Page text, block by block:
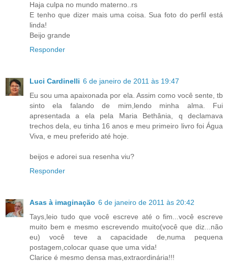
Haja culpa no mundo materno..rs
E tenho que dizer mais uma coisa. Sua foto do perfil está
linda!
Beijo grande
Responder
Luci Cardinelli 6 de janeiro de 2011 às 19:47
Eu sou uma apaixonada por ela. Assim como você sente, tb
sinto ela falando de mim,lendo minha alma. Fui
apresentada a ela pela Maria Bethânia, q declamava
trechos dela, eu tinha 16 anos e meu primeiro livro foi Água
Viva, e meu preferido até hoje.
beijos e adorei sua resenha viu?
Responder
Asas à imaginação 6 de janeiro de 2011 às 20:42
Tays,leio tudo que você escreve até o fim...você escreve
muito bem e mesmo escrevendo muito(você que diz...não
eu) você teve a capacidade de,numa pequena
postagem,colocar quase que uma vida!
Clarice é mesmo densa mas,extraordinária!!!